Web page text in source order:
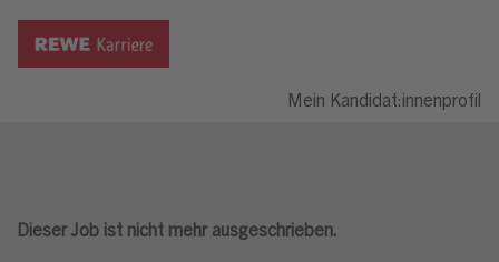
Mein Kandidat:innenprofil
Dieser Job ist nicht mehr ausgeschrieben.